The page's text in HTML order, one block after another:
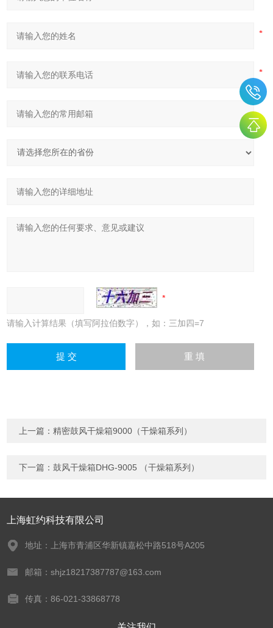
请输入计算结果（填写阿拉伯数字），如：三加四=7
上一篇：精密鼓风干燥箱9000（干燥箱系列）
下一篇：鼓风干燥箱DHG-9005 （干燥箱系列）
上海虹约科技有限公司
地址：上海市青浦区华新镇嘉松中路518号A205
邮箱：shjz18217387787@163.com
传真：86-021-33868778